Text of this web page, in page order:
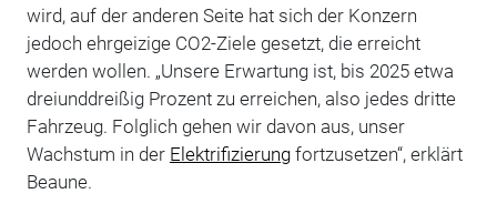
wird, auf der anderen Seite hat sich der Konzern
jedoch ehrgeizige CO2-Ziele gesetzt, die erreicht
werden wollen. „Unsere Erwartung ist, bis 2025 etwa
dreiunddreißig Prozent zu erreichen, also jedes dritte
Fahrzeug. Folglich gehen wir davon aus, unser
Wachstum in der Elektrifizierungfortzusetzen“, erklärt
Beaune.